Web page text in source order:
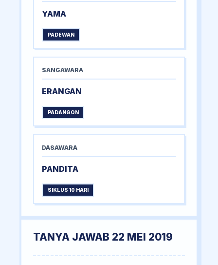
YAMA
PADEWAN
SANGAWARA
ERANGAN
PADANGON
DASAWARA
PANDITA
SIKLUS 10 HARI
TANYA JAWAB 22 MEI 2019